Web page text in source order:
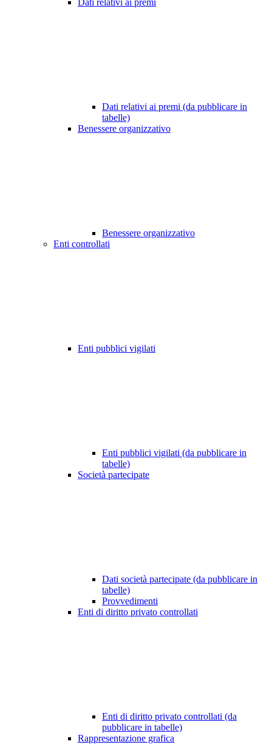
Dati relativi ai premi
Dati relativi ai premi (da pubblicare in
tabelle)
Benessere organizzativo
Benessere organizzativo
Enti controllati
Enti pubblici vigilati
Enti pubblici vigilati (da pubblicare in
tabelle)
Società partecipate
Dati società partecipate (da pubblicare in
tabelle)
Provvedimenti
Enti di diritto privato controllati
Enti di diritto privato controllati (da
pubblicare in tabelle)
Rappresentazione grafica